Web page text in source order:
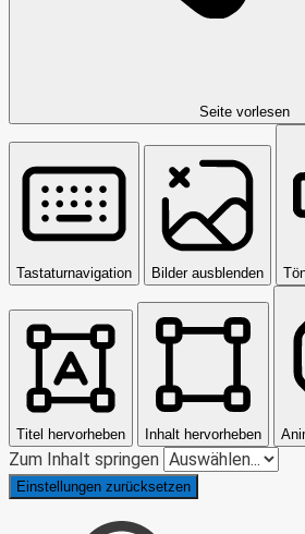
Seite vorlesen
Tastaturnavigation Bilder ausblenden
Titel hervorheben Inhalt hervorheben
Zum Inhalt springen
Einstellungen zurücksetzen